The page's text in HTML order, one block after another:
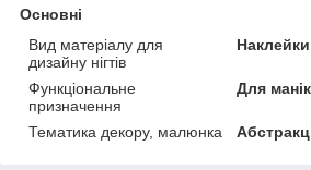
Основні
Вид матеріалу для
дизайну нігтів
Наклейки
Функціональне
призначення
Для
Тематика декору, малюнка